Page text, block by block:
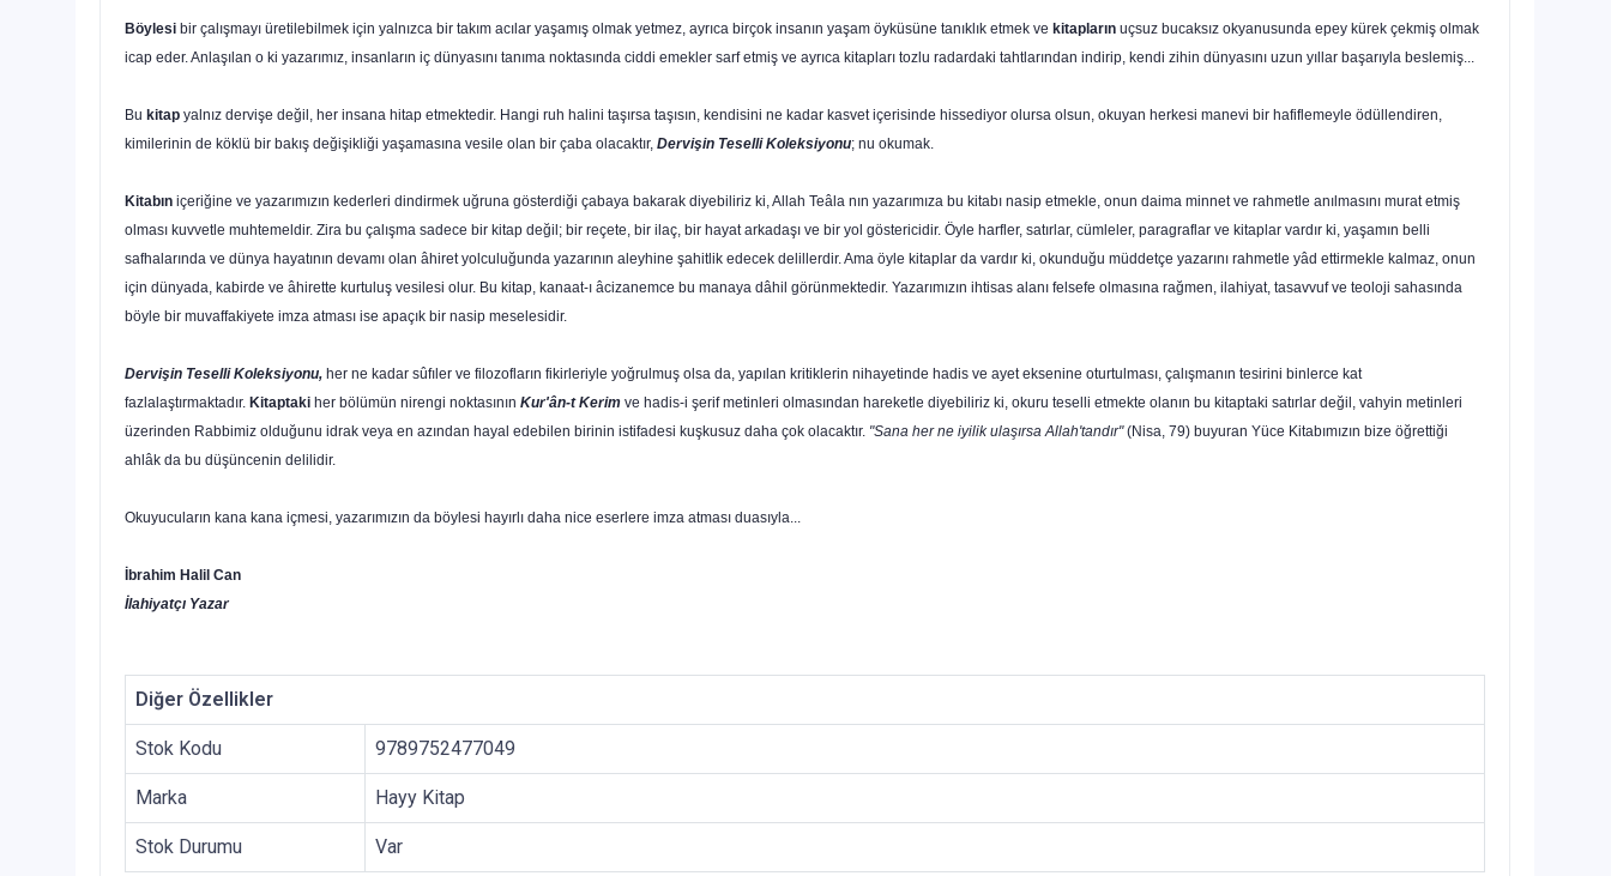
Böylesi bir çalışmayı üretilebilmek için yalnızca bir takım acılar yaşamış olmak yetmez, ayrıca birçok insanın yaşam öy­küsüne tanıklık etmek ve kitapların uçsuz bucaksız okyanu­sunda epey kürek çekmiş olmak
icap eder. Anlaşılan o ki yaza­rımız, insanların iç dünyasını tanıma noktasında ciddi emek­ler sarf etmiş ve ayrıca kitapları tozlu radardaki tahtlarından indirip, kendi zihin dünyasını uzun yıllar başarıyla beslemiş...
Bu kitap yalnız dervişe değil, her insana hitap etmekte­dir. Hangi ruh halini taşırsa taşısın, kendisini ne kadar kas­vet içerisinde hissediyor olursa olsun, okuyan herkesi manevi bir hafiflemeyle ödüllendiren,
kimilerinin de köklü bir bakış değişikliği yaşamasına vesile olan bir çaba olacaktır, Dervişin Teselli Koleksiyonu; nu okumak.
Kitabın içeriğine ve yazarımızın kederleri dindirmek uğruna gösterdiği çabaya bakarak diyebiliriz ki, Allah Teâla nın yazarımıza bu kitabı nasip etmekle, onun daima minnet ve rahmetle anılma­sını murat etmiş
olması kuvvetle muhtemeldir. Zira bu çalışma sa­dece bir kitap değil; bir reçete, bir ilaç, bir hayat arkadaşı ve bir yol göstericidir. Öyle harfler, satırlar, cümleler, paragraflar ve kitaplar vardır ki, yaşamın belli
safhalarında ve dünya hayatının devamı olan âhiret yolculuğunda yazarının aleyhine şahitlik edecek delil­lerdir. Ama öyle kitaplar da vardır ki, okunduğu müddetçe yaza­rını rahmetle yâd ettirmekle kalmaz, onun
için dünyada, kabirde ve âhirette kurtuluş vesilesi olur. Bu kitap, kanaat-ı âcizanemce bu manaya dâhil görünmektedir. Yazarımızın ihtisas alanı felsefe olmasına rağmen, ilahiyat, tasavvuf ve teoloji sahasında
böyle bir muvaffakiyete imza atması ise apaçık bir nasip meselesidir.
Dervişin Teselli Koleksiyonu, her ne kadar sûfıler ve filo­zofların fikirleriyle yoğrulmuş olsa da, yapılan kritiklerin niha­yetinde hadis ve ayet eksenine oturtulması, çalışmanın tesirini binlerce kat
fazlalaştırmaktadır. Kitaptaki her bölümün niren­gi noktasının Kur'ân-tKerim ve hadis-i şerif metinleri olma­sından hareketle diyebiliriz ki, okuru teselli etmekte olanın bu kitaptaki satırlar değil, vahyin metinleri
üzerinden Rabbimiz olduğunu idrak veya en azından hayal edebilen birinin istifa­desi kuşkusuz daha çok olacaktır. "Sana her ne iyilik ulaşırsa Allah'tandır"(Nisa, 79) buyuran Yüce Kitabımızın bize öğret­tiği
ahlâk da bu düşüncenin delilidir.
Okuyucuların kana kana içmesi, yazarımızın da böylesi ha­yırlı daha nice eserlere imza atması duasıyla...
İbrahim Halil Can
İlahiyatçı Yazar
Diğer Özellikler
Stok Kodu 9789752477049
Marka Hayy Kitap
Stok Durumu Var